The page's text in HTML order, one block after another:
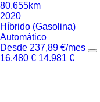
80.655km
2020
Híbrido (Gasolina)
Automático
Desde 237,89 €/mes
16.480 € 14.981 €